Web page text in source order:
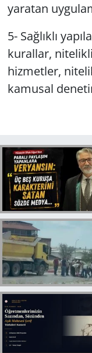
yaratan
5- Sağlıklı
kurallar,
hizmetler,
kamusal